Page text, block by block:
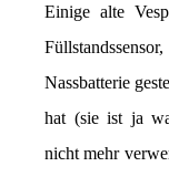
Einige alte
Nassbatterie
hat (sie ist ja
nicht mehr